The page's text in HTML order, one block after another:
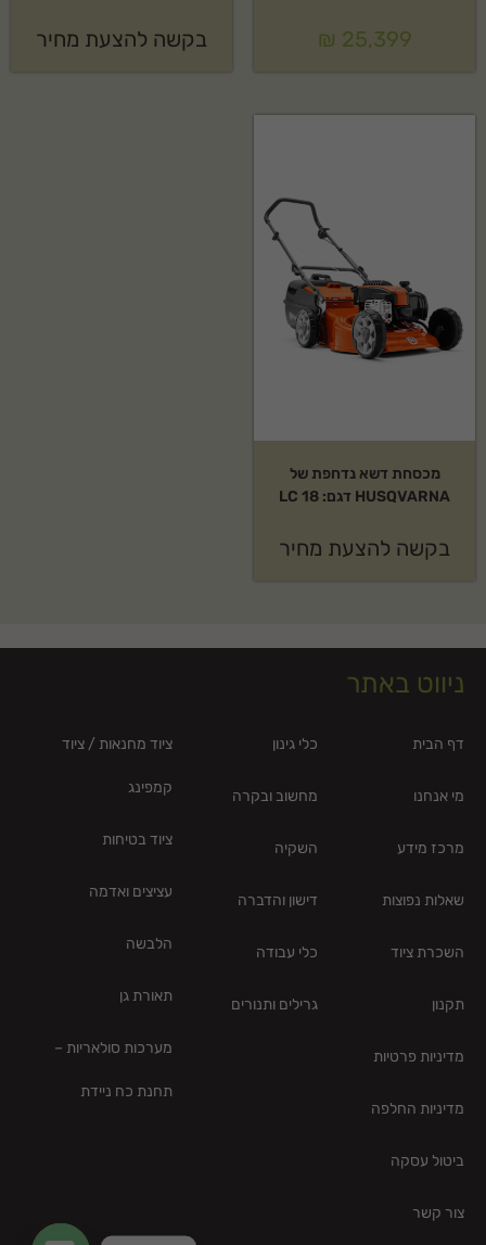
₪ 25,399 בקשה להצעת מחיר
מכסחת דשא נדחפת של
HUSQVARNA דגם: LC 18
בקשה להצעת מחיר
ניווט באתר
דף הבית
מי אנחנו
מרכז מידע
שאלות נפוצות
השכרת ציוד
תקנון
מדיניות פרטיות
מדיניות החלפה
ביטול עסקה
צור קשר
כלי גינון
מחשוב ובקרה
השקיה
דישון והדברה
כלי עבודה
גרילים ותנורים
ציוד מחנאות / ציוד
קמפינג
ציוד בטיחות
עציצים ואדמה
הלבשה
תאורת גן
מערכות סולאריות –
תחנת כח ניידת